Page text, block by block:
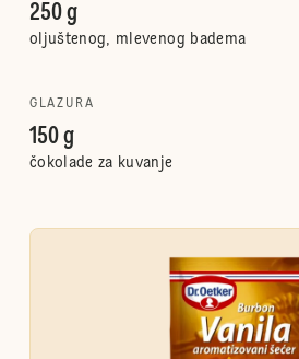
250 g
oljuštenog, mlevenog badema
GLAZURA
150 g
čokolade za kuvanje